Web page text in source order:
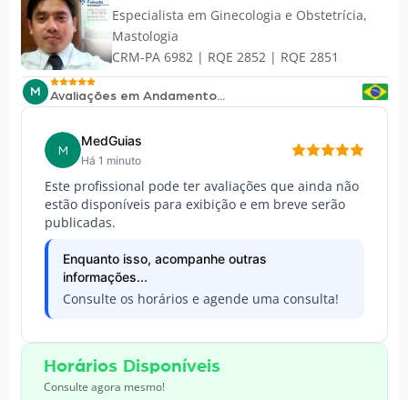
Especialista em Ginecologia e Obstetrícia,
Mastologia
CRM-PA 6982 | RQE 2852 | RQE 2851
M Avaliações em Andamento...
M
MedGuias
Há 1 minuto
Este profissional pode ter avaliações que ainda não
estão disponíveis para exibição e em breve serão
publicadas.
Enquanto isso, acompanhe outras
informações...
Consulte os horários e agende uma consulta!
Horários Disponíveis
Consulte agora mesmo!